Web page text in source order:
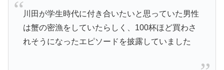
川田が学生時代に付き合いたいと思っていた男性
は蟹の密漁をしていたらしく、100杯ほど買わさ
れそうになったエピソードを披露していました